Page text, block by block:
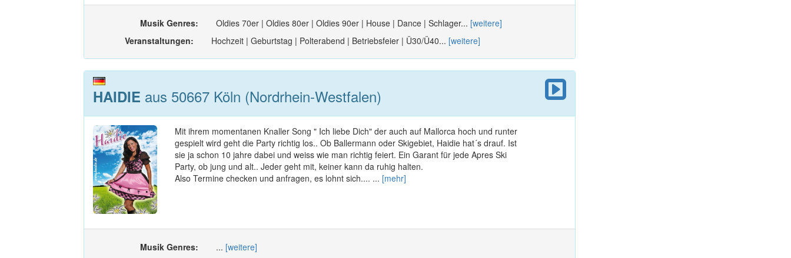
Musik Genres: Oldies 70er | Oldies 80er | Oldies 90er | House | Dance | Schlager... [weitere]
Veranstaltungen:
Hochzeit | Geburtstag | Polterabend | Betriebsfeier | Ü30/Ü40... [weitere]
HAIDIE aus 50667 Köln (Nordrhein-Westfalen)
Mit ihrem momentanen Knaller Song " Ich liebe Dich" der auch auf Mallorca hoch und runter
gespielt wird geht die Party richtig los.. Ob Ballermann oder Skigebiet, Haidie hat´s drauf. Ist
sie ja schon 10 jahre dabei und weiss wie man richtig feiert. Ein Garant für jede Apres Ski
Party, ob jung und alt.. Jeder geht mit, keiner kann da ruhig halten.
Also Termine checken und anfragen, es lohnt sich.... ... [mehr]
Musik Genres: ... [weitere]